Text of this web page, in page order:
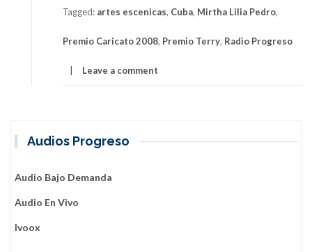
«¿Y
paz
me
Tagged: artes escenicas, Cuba, Mirtha Lilia Pedro,
Premio Caricato 2008, Premio Terry, Radio Progreso
Leave a comment
Audios Progreso
Audio Bajo Demanda
Audio En Vivo
Ivoox